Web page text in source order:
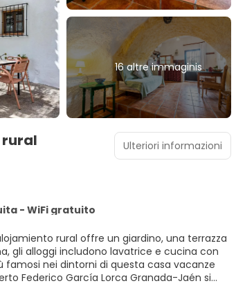
16 altre immaginis
rural
- WiFi gratuito
rural offre un giardino, una terrazza
Federico García Lorca Granada-Jaén si
Ulteriori informazioni